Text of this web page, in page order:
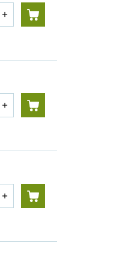
add
add
add